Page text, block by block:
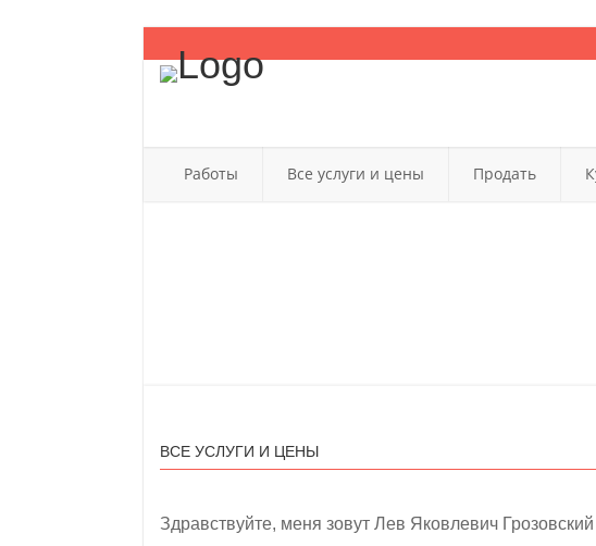
Работы Все услуги и цены Продать
ВСЕ УСЛУГИ И ЦЕНЫ
Здравствуйте, меня зовут Лев Яковлевич Грозовский